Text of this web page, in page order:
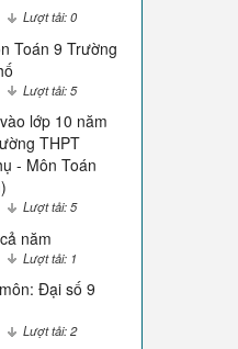
Lượt tải: 0
Toán 9 Trường
Lượt tải: 5
lớp 10 năm
THPT
- Môn Toán
Lượt tải: 5
năm
Lượt tải: 1
Đại số 9
Lượt tải: 2